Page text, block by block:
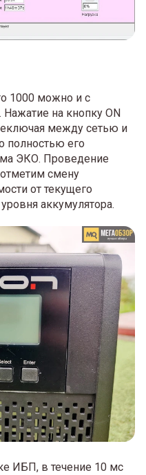
1000 можно и с
на кнопку ON
между сетью и
полностью его
ЭКО. Проведение
смену
от текущего
аккумулятора.
ИБП, в течение 10 мс